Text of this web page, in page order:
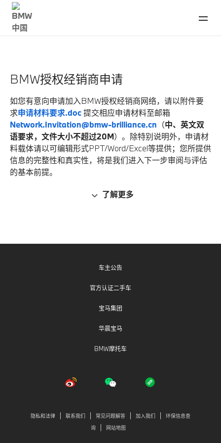
BMW授权经销商申请
如您有意向申请加入BMW授权经销商网络，请以附件要
求申请材料要求.doc提交相应申请材料至邮箱
Network.Invitation@bmw-brilliance.cn （中、英文双
语要求，文件大小不超过20M）。除特别说明外，申请材
料载体请以可编辑形式PPT/Word/Excel等提供；您所提供
信息的完整性和真实性，将是我们进入下一步审阅与评估
的基本前提。
我公司不接受任何通过私人推荐或私人代转方式递交的申
了解更多
车主公告
官方认证二手车
宝马集团
华晨宝马
BMW摩托车
隐私和法律 联系我们 常见问题解答 加入我们
环保信息查
询
网站地图